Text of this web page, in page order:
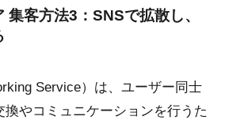
集客方法3：SNSで拡散し、
Service）は、ユーザー同士
換やコミュニケーションを行うた